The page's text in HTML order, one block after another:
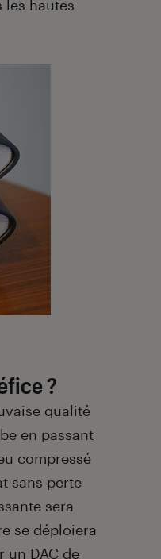
les hautes
?
qualité
en passant
compressé
sans perte
sera
se déploiera
un DAC de